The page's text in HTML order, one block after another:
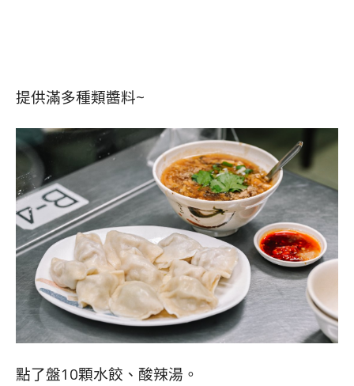
提供滿多種類醬料~
點了盤10顆水餃、酸辣湯。